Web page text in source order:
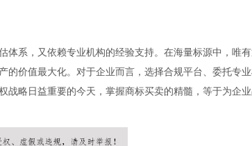
体系，又依赖专业机构的经验支持。在海量标源中，唯
的价值最大化。对于企业而言，选择合规平台、委托专
战略日益重要的今天，掌握商标买卖的精髓，等于为企